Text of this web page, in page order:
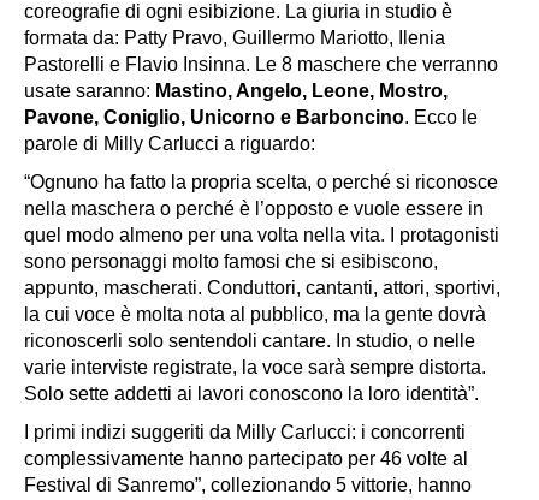
coreografie di ogni esibizione. La giuria in studio è
formata da: Patty Pravo, Guillermo Mariotto, Ilenia
Pastorelli e Flavio Insinna. Le 8 maschere che verranno
usate saranno: Mastino, Angelo, Leone, Mostro,
Pavone, Coniglio, Unicorno e Barboncino. Ecco le
parole di Milly Carlucci a riguardo:
“Ognuno ha fatto la propria scelta, o perché si riconosce
nella maschera o perché è l’opposto e vuole essere in
quel modo almeno per una volta nella vita. I protagonisti
sono personaggi molto famosi che si esibiscono,
appunto, mascherati. Conduttori, cantanti, attori, sportivi,
la cui voce è molta nota al pubblico, ma la gente dovrà
riconoscerli solo sentendoli cantare. In studio, o nelle
varie interviste registrate, la voce sarà sempre distorta.
Solo sette addetti ai lavori conoscono la loro identità”.
I primi indizi suggeriti da Milly Carlucci: i concorrenti
complessivamente hanno partecipato per 46 volte al
Festival di Sanremo”, collezionando 5 vittorie, hanno